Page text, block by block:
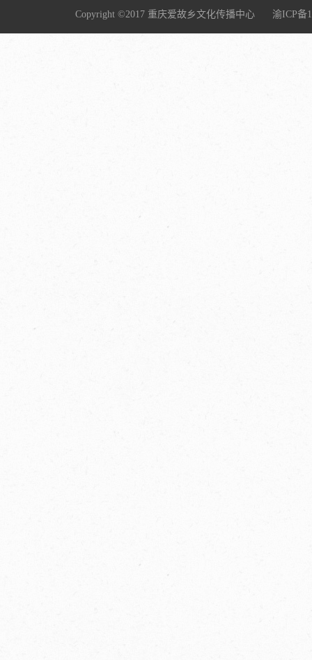
Copyright ©2017 重庆爱故乡文化传播中心 渝ICP备